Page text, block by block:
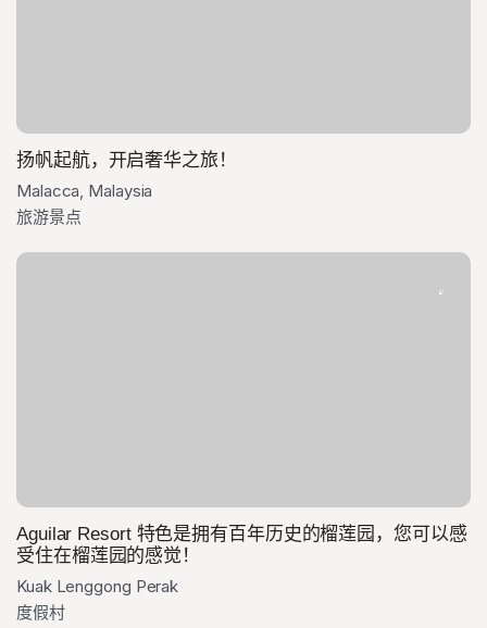
扬帆起航，开启奢华之旅！
Malacca, Malaysia
旅游景点
Aguilar Resort 特色是拥有百年历史的榴莲园，您可以感
受住在榴莲园的感觉！
Kuak Lenggong Perak
度假村